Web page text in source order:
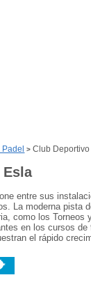
>Club
Esla
entre sus
La moderna pista
como los Torneos
en los cursos de
el rápido